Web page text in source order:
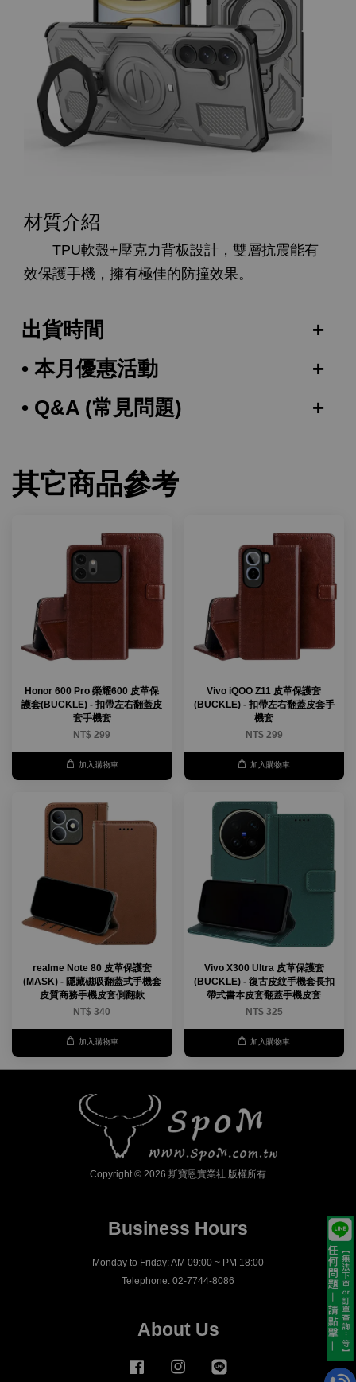
材質介紹
TPU軟殼+壓克力背板設計，雙層抗震能有
效保護手機，擁有極佳的防撞效果。
出貨時間
• 本月優惠活動
• Q&A (常見問題)
其它商品參考
Honor 600 Pro 榮耀600 皮革保
護套(BUCKLE) - 扣帶左右翻蓋皮
套手機套
NT$ 299
加入購物車
Vivo iQOO Z11 皮革保護套
(BUCKLE) - 扣帶左右翻蓋皮套手
機套
NT$ 299
加入購物車
realme Note 80 皮革保護套
(MASK) - 隱藏磁吸翻蓋式手機套
皮質商務手機皮套側翻款
NT$ 340
加入購物車
Vivo X300 Ultra 皮革保護套
(BUCKLE) - 復古皮紋手機套長扣
帶式書本皮套翻蓋手機皮套
NT$ 325
加入購物車
Copyright © 2026 斯寶恩實業社 版權所有
Business Hours
Monday to Friday: AM 09:00 ~ PM 18:00
Telephone: 02-7744-8086
About Us
Facebook Instagram